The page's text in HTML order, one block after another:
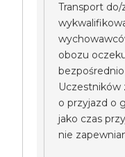
Transport
obozu
Uczestników
o przyjazd o
jako czas
nie